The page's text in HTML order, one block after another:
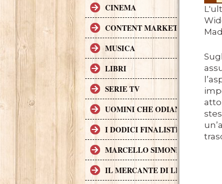
CINEMA
CONTENT MARKETING.
MUSICA
LIBRI
SERIE TV
UOMINI CHE ODIANO LE DONNE
I DODICI FINALISTI IN DELLA
MARCELLO SIMONI GIOVANE
IL MERCANTE DI LIBRI